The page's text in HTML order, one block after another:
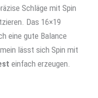
Schläge mit Spin
Das 16×19
eine gute Balance
lässt sich Spin mit
einfach erzeugen.